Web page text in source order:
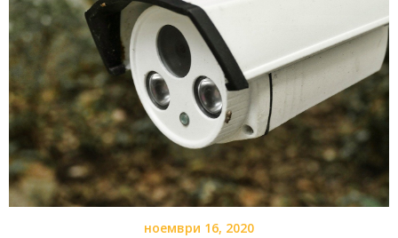
ноември 16, 2020